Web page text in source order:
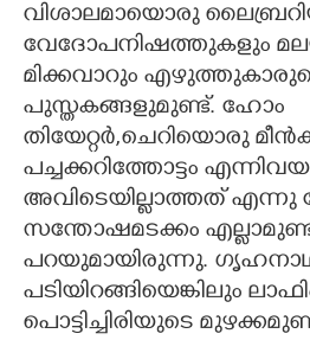
വിശാലമായൊരു
വേദോപനിഷത്തുകളും
മിക്കവാറും
പുസ്തകങ്ങളുമുണ്ട്. ഹോം
തിയേറ്റർ,ചെറിയൊരു
പച്ചക്കറിത്തോട്ടം
അവിടെയില്ലാത്തത് എന്നു
സന്തോഷമടക്കം
പറയുമായിരുന്നു.
പടിയിറങ്ങിയെങ്കിലും
പൊട്ടിച്ചിരിയുടെ